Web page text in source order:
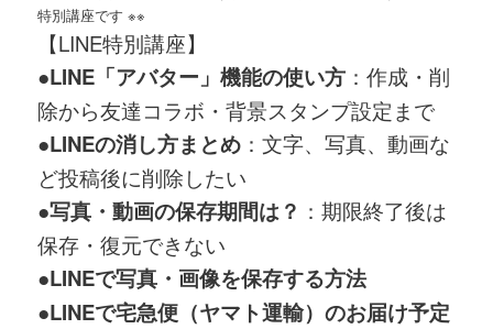
特別講座です ※※
【LINE特別講座】
●LINE「アバター」機能の使い方 ：作成・削
除から友達コラボ・背景スタンプ設定まで
●LINEの消し方まとめ ：文字、写真、動画な
ど投稿後に削除したい
●写真・動画の保存期間は？ ：期限終了後は
保存・復元できない
●LINEで写真・画像を保存する方法
●LINEで宅急便（ヤマト運輸）のお届け予定